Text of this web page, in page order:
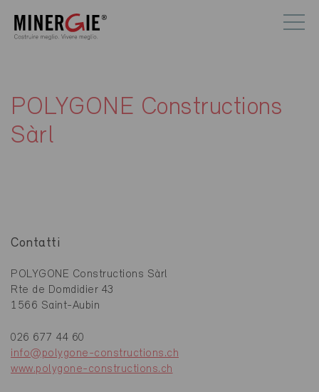
POLYGONE Constructions
Sàrl
Contatti
POLYGONE Constructions Sàrl
Rte de Domdidier 43
1566 Saint-Aubin
026 677 44 60
info@polygone-constructions.ch
www.polygone-constructions.ch